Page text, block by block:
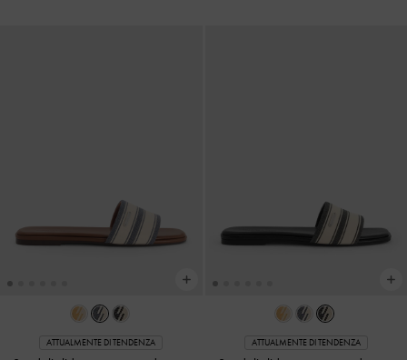
ATTUALMENTE DI TENDENZA ATTUALMENTE DI TENDENZA